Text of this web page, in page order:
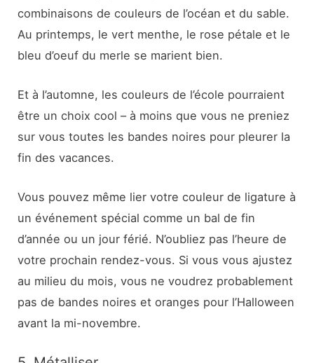
combinaisons de couleurs de l’océan et du sable.
Au printemps, le vert menthe, le rose pétale et le
bleu d’oeuf du merle se marient bien.
Et à l’automne, les couleurs de l’école pourraient
être un choix cool – à moins que vous ne preniez
sur vous toutes les bandes noires pour pleurer la
fin des vacances.
Vous pouvez même lier votre couleur de ligature à
un événement spécial comme un bal de fin
d’année ou un jour férié. N’oubliez pas l’heure de
votre prochain rendez-vous. Si vous vous ajustez
au milieu du mois, vous ne voudrez probablement
pas de bandes noires et oranges pour l’Halloween
avant la mi-novembre.